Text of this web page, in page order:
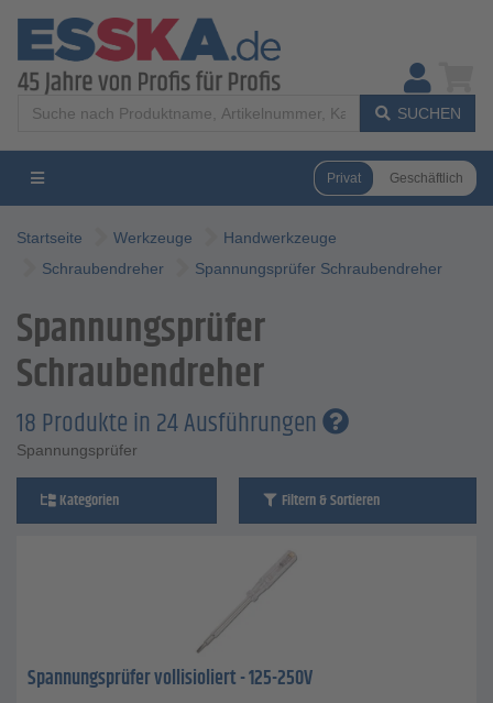
SUCHEN
Privat Geschäftlich
Startseite Werkzeuge
Handwerkzeuge
Schraubendreher
Spannungsprüfer Schraubendreher
Spannungsprüfer
Schraubendreher
18 Produkte in 24 Ausführungen
Spannungsprüfer
Kategorien Filtern & Sortieren
Spannungsprüfer vollisioliert - 125-250V